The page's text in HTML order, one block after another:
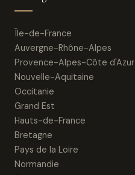
Île-de-France
Auvergne-Rhône-Alpes
Provence-Alpes-Côte d'Azur
Nouvelle-Aquitaine
Occitanie
Grand Est
Hauts-de-France
Bretagne
Pays de la Loire
Normandie